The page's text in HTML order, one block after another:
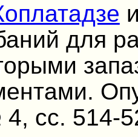
для
сс. 514-